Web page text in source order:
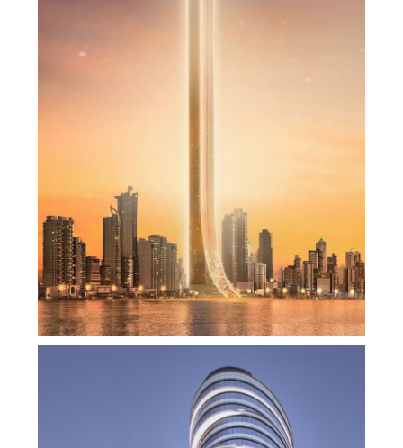
游艇之家’,直升机、游艇码头、45秒直达顶层！
居住建筑,建筑设计